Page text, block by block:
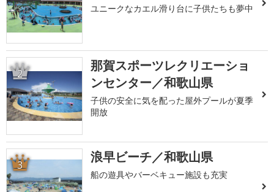
ユニークなカエル滑り台に子供たちも夢中
2
那賀スポーツレクリエーショ
ンセンター／和歌山県
子供の安全に気を配った屋外プールが夏季
開放
3 浪早ビーチ／和歌山県
船の遊具やバーベキュー施設も充実